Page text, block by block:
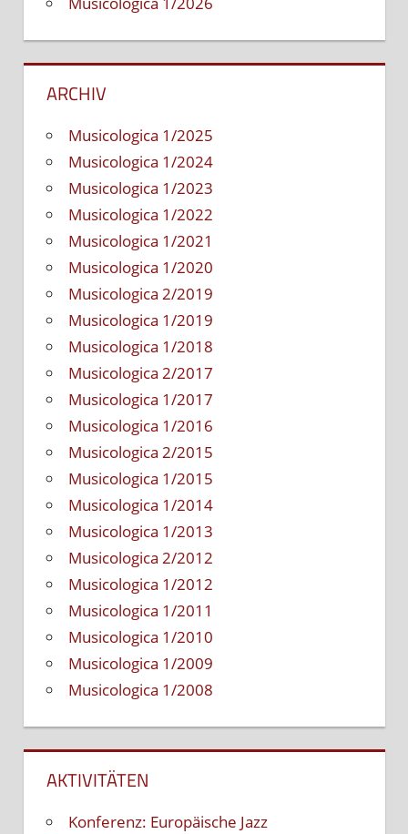
ARCHIV
Musicologica 1/2025
Musicologica 1/2024
Musicologica 1/2023
Musicologica 1/2022
Musicologica 1/2021
Musicologica 1/2020
Musicologica 2/2019
Musicologica 1/2019
Musicologica 1/2018
Musicologica 2/2017
Musicologica 1/2017
Musicologica 1/2016
Musicologica 2/2015
Musicologica 1/2015
Musicologica 1/2014
Musicologica 1/2013
Musicologica 2/2012
Musicologica 1/2012
Musicologica 1/2011
Musicologica 1/2010
Musicologica 1/2009
Musicologica 1/2008
AKTIVITÄTEN
Konferenz: Europäische Jazz